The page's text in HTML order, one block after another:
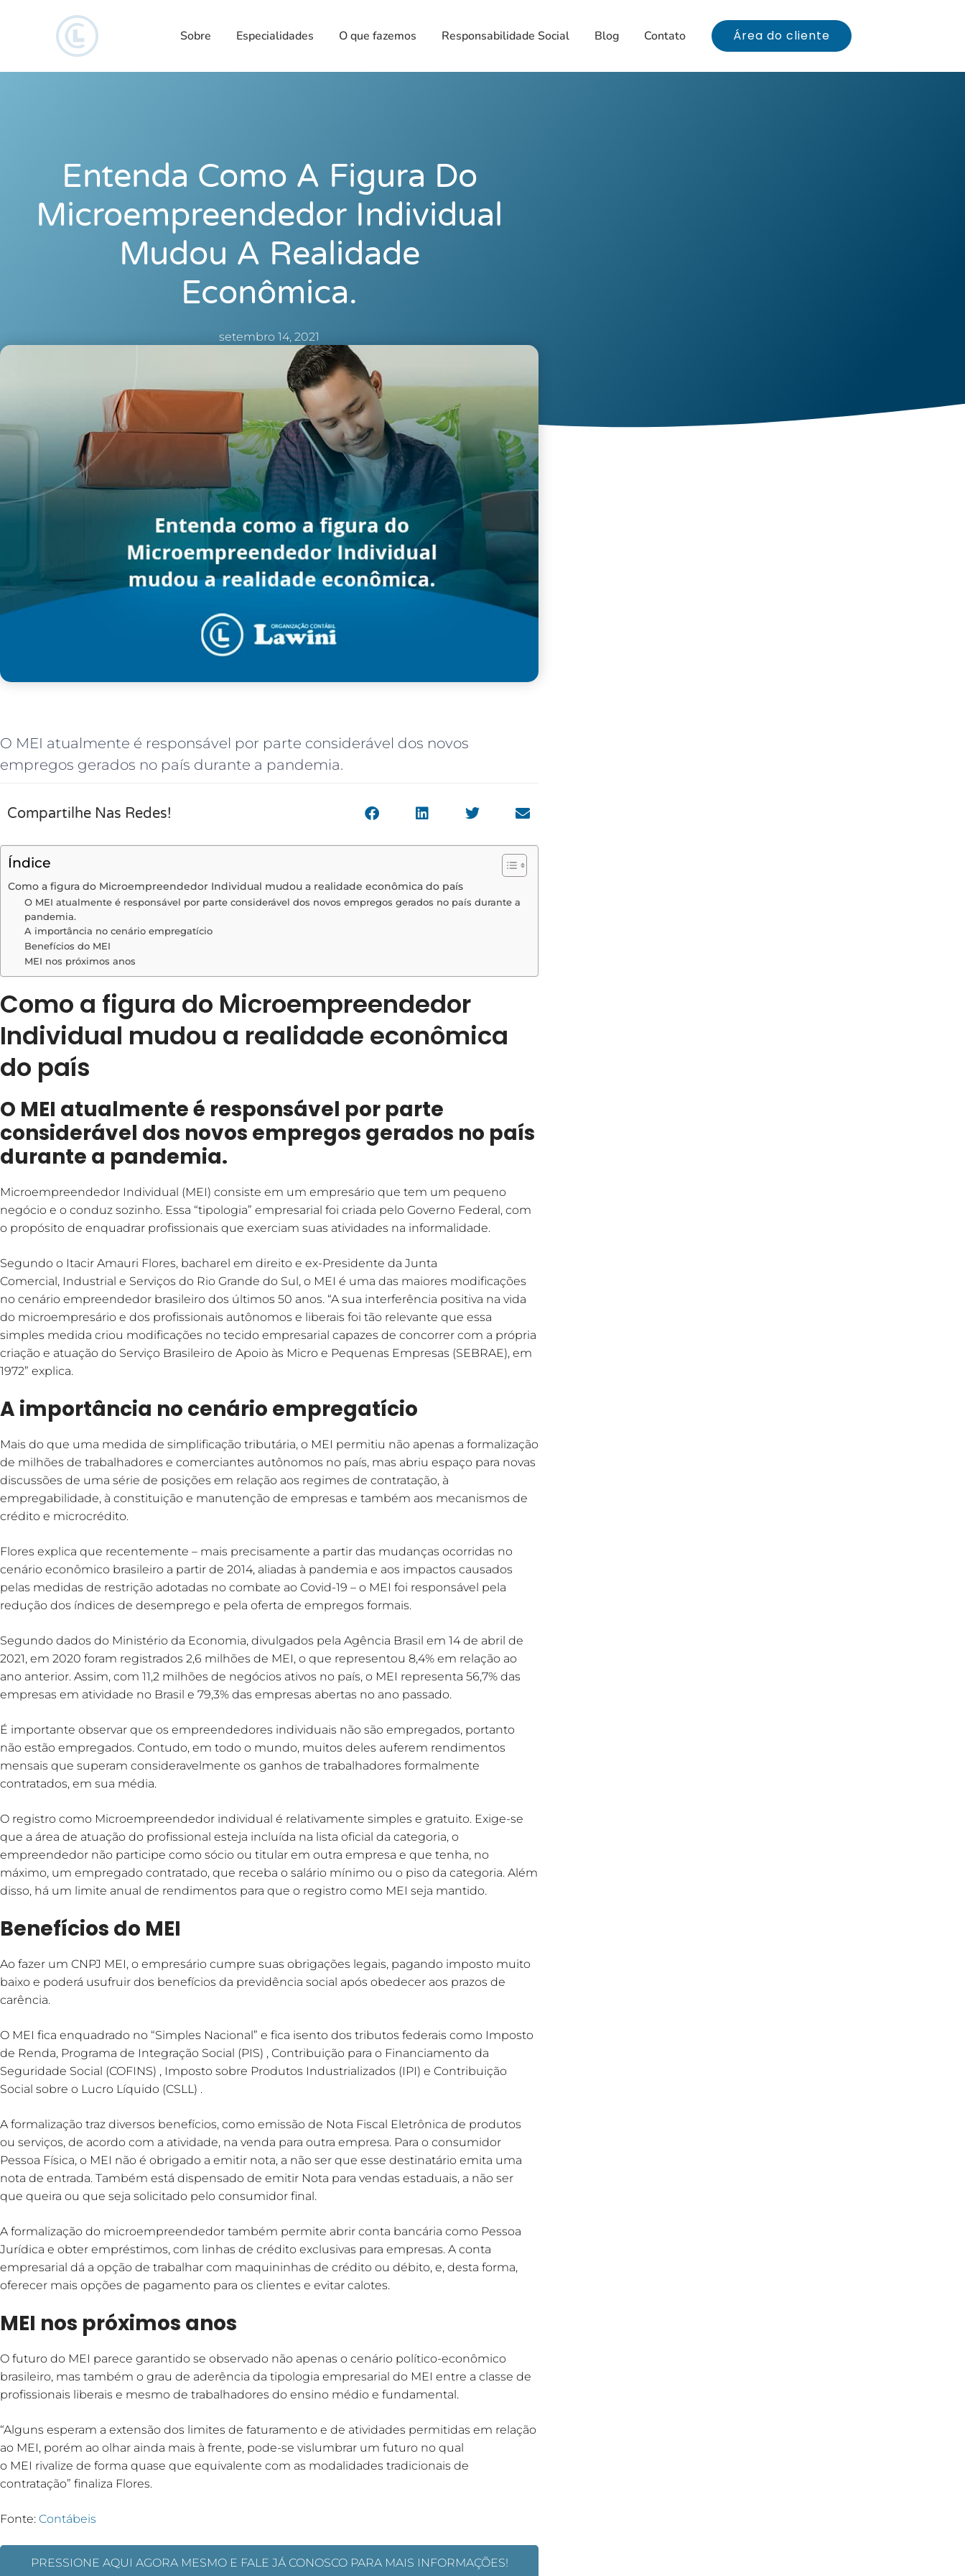
Sobre Especialidades O que fazemos Responsabilidade Social Blog Contato Área do cliente
Entenda Como A Figura Do
Microempreendedor Individual
Mudou A Realidade
Econômica.
setembro 14, 2021
O MEI atualmente é responsável por parte considerável dos novos
empregos gerados no país durante a pandemia.
Compartilhe Nas Redes!
Índice
Como a figura do Microempreendedor Individual mudou a realidade econômica do país
O MEI atualmente é responsável por parte considerável dos novos empregos gerados no país durante a
pandemia.
A importância no cenário empregatício
Benefícios do MEI
MEI nos próximos anos
Como a figura do Microempreendedor
Individual mudou a realidade econômica
do país
O MEI atualmente é responsável por parte
considerável dos novos empregos gerados no país
durante a pandemia.
Microempreendedor Individual (MEI) consiste em um empresário que tem um pequeno
negócio e o conduz sozinho. Essa “tipologia” empresarial foi criada pelo Governo Federal, com
o propósito de enquadrar profissionais que exerciam suas atividades na informalidade.
Segundo o Itacir Amauri Flores, bacharel em direito e ex-Presidente da Junta
Comercial, Industrial e Serviços do Rio Grande do Sul, o MEI é uma das maiores modificações
no cenário empreendedor brasileiro dos últimos 50 anos. “A sua interferência positiva na vida
do microempresário e dos profissionais autônomos e liberais foi tão relevante que essa
simples medida criou modificações no tecido empresarial capazes de concorrer com a própria
criação e atuação do Serviço Brasileiro de Apoio às Micro e Pequenas Empresas (SEBRAE), em
1972” explica.
A importância no cenário empregatício
Mais do que uma medida de simplificação tributária, o MEI permitiu não apenas a formalização
de milhões de trabalhadores e comerciantes autônomos no país, mas abriu espaço para novas
discussões de uma série de posições em relação aos regimes de contratação, à
empregabilidade, à constituição e manutenção de empresas e também aos mecanismos de
crédito e microcrédito.
Flores explica que recentemente – mais precisamente a partir das mudanças ocorridas no
cenário econômico brasileiro a partir de 2014, aliadas à pandemia e aos impactos causados
pelas medidas de restrição adotadas no combate ao Covid-19 – o MEI foi responsável pela
redução dos índices de desemprego e pela oferta de empregos formais.
Segundo dados do Ministério da Economia, divulgados pela Agência Brasil em 14 de abril de
2021, em 2020 foram registrados 2,6 milhões de MEI, o que representou 8,4% em relação ao
ano anterior. Assim, com 11,2 milhões de negócios ativos no país, o MEI representa 56,7% das
empresas em atividade no Brasil e 79,3% das empresas abertas no ano passado.
É importante observar que os empreendedores individuais não são empregados, portanto
não estão empregados. Contudo, em todo o mundo, muitos deles auferem rendimentos
mensais que superam consideravelmente os ganhos de trabalhadores formalmente
contratados, em sua média.
O registro como Microempreendedor individual é relativamente simples e gratuito. Exige-se
que a área de atuação do profissional esteja incluída na lista oficial da categoria, o
empreendedor não participe como sócio ou titular em outra empresa e que tenha, no
máximo, um empregado contratado, que receba o salário mínimo ou o piso da categoria. Além
disso, há um limite anual de rendimentos para que o registro como MEI seja mantido.
Benefícios do MEI
Ao fazer um CNPJ MEI, o empresário cumpre suas obrigações legais, pagando imposto muito
baixo e poderá usufruir dos benefícios da previdência social após obedecer aos prazos de
carência.
O MEI fica enquadrado no “Simples Nacional” e fica isento dos tributos federais como Imposto
de Renda, Programa de Integração Social (PIS) , Contribuição para o Financiamento da
Seguridade Social (COFINS) , Imposto sobre Produtos Industrializados (IPI) e Contribuição
Social sobre o Lucro Líquido (CSLL) .
A formalização traz diversos benefícios, como emissão de Nota Fiscal Eletrônica de produtos
ou serviços, de acordo com a atividade, na venda para outra empresa. Para o consumidor
Pessoa Física, o MEI não é obrigado a emitir nota, a não ser que esse destinatário emita uma
nota de entrada. Também está dispensado de emitir Nota para vendas estaduais, a não ser
que queira ou que seja solicitado pelo consumidor final.
A formalização do microempreendedor também permite abrir conta bancária como Pessoa
Jurídica e obter empréstimos, com linhas de crédito exclusivas para empresas. A conta
empresarial dá a opção de trabalhar com maquininhas de crédito ou débito, e, desta forma,
oferecer mais opções de pagamento para os clientes e evitar calotes.
MEI nos próximos anos
O futuro do MEI parece garantido se observado não apenas o cenário político-econômico
brasileiro, mas também o grau de aderência da tipologia empresarial do MEI entre a classe de
profissionais liberais e mesmo de trabalhadores do ensino médio e fundamental.
“Alguns esperam a extensão dos limites de faturamento e de atividades permitidas em relação
ao MEI, porém ao olhar ainda mais à frente, pode-se vislumbrar um futuro no qual
o MEI rivalize de forma quase que equivalente com as modalidades tradicionais de
contratação” finaliza Flores.
Fonte: Contábeis
PRESSIONE AQUI AGORA MESMO E FALE JÁ CONOSCO PARA MAIS INFORMAÇÕES!